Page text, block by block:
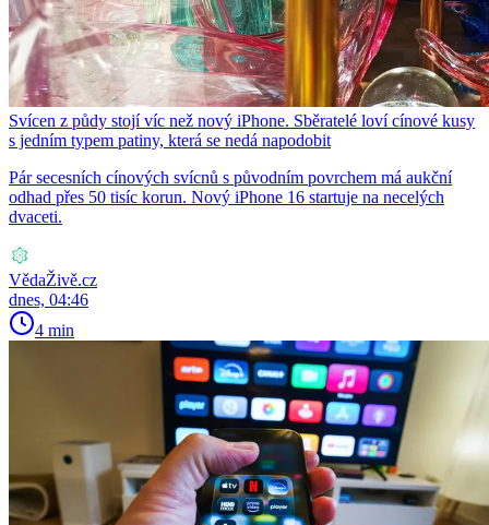
Svícen z půdy stojí víc než nový iPhone. Sběratelé loví cínové kusy
s jedním typem patiny, která se nedá napodobit
Pár secesních cínových svícnů s původním povrchem má aukční
odhad přes 50 tisíc korun. Nový iPhone 16 startuje na necelých
dvaceti.
VědaŽivě.cz
dnes, 04:46
4 min